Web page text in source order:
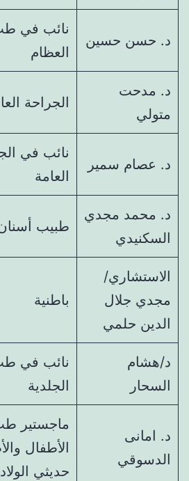
د. حسن حسين
نائب في
العظام
د. مدحت
متولي
الجراحة
د. عصام سمير
نائب في
العامة
د. محمد مجدي
السكنيدي
طبيب
الاستشاري/
مجدي جلال
الدين حلمي
باطنية
د/هشام
السحار
نائب في
الجلدية
د. امانى
الدسوقي
ماجستير
الأطفال
حديثي